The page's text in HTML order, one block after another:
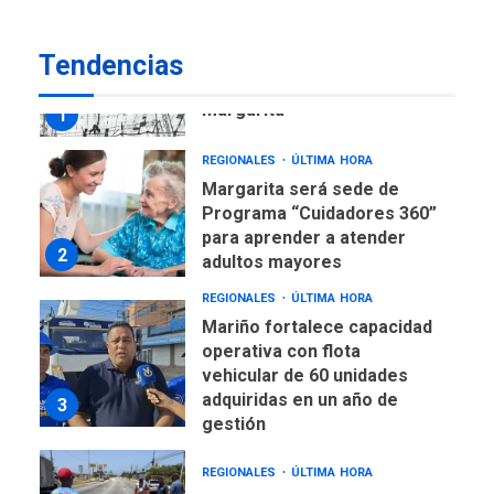
Tendencias
1
Margarita
2
REGIONALES ÚLTIMA HORA
Margarita será sede de
Programa “Cuidadores 360”
para aprender a atender
adultos mayores
3
REGIONALES ÚLTIMA HORA
Mariño fortalece capacidad
operativa con flota
vehicular de 60 unidades
adquiridas en un año de
gestión
REGIONALES ÚLTIMA HORA